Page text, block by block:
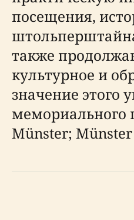
посещения,
также
культурное и
значение этого
мемориального
Münster;